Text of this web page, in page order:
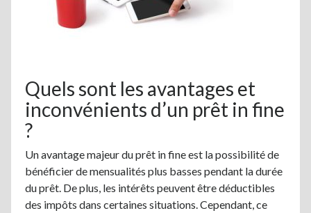
Quels sont les avantages et
inconvénients d’un prêt in fine
?
Un avantage majeur du prêt in fine est la possibilité de
bénéficier de mensualités plus basses pendant la durée
du prêt. De plus, les intérêts peuvent être déductibles
des impôts dans certaines situations. Cependant, ce